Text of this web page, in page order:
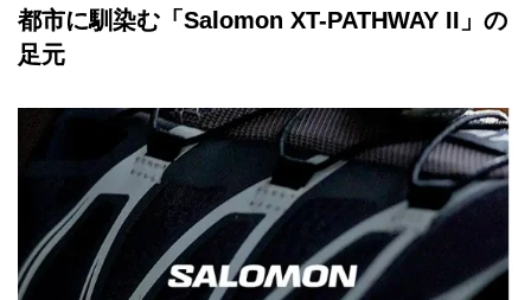
都市に馴染む「Salomon XT-PATHWAY II」の
足元